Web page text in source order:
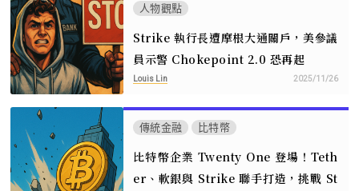
人物觀點
Strike 執行長遭摩根大通關戶，美參議
員示警 Chokepoint 2.0 恐再起
Louis Lin 2025/11/26
傳統金融 比特幣
比特幣企業 Twenty One 登場！Teth
er、軟銀與 Strike 聯手打造，挑戰 St